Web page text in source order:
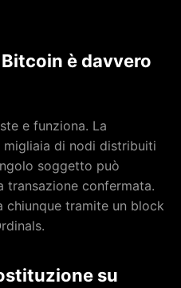
è davvero
e funziona. La
di nodi distribuiti
soggetto può
transazione confermata.
chiunque tramite un block
su